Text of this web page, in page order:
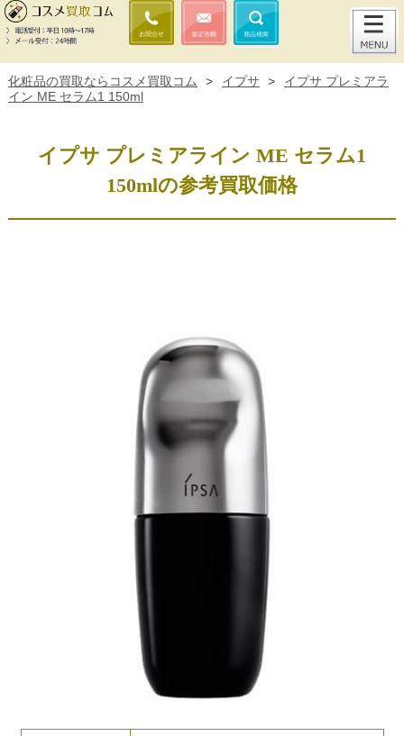
化粧品の買取ならコスメ買取コム > イプサ >
イプサ プレミアラ
イン ME セラム1 150ml
イプサ プレミアライン ME セラム1
150mlの参考買取価格